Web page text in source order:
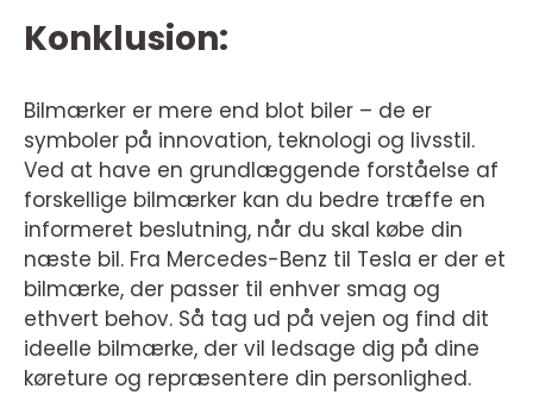
Konklusion:
Bilmærker er mere end blot biler – de er
symboler på innovation, teknologi og livsstil.
Ved at have en grundlæggende forståelse af
forskellige bilmærker kan du bedre træffe en
informeret beslutning, når du skal købe din
næste bil. Fra Mercedes-Benz til Tesla er der et
bilmærke, der passer til enhver smag og
ethvert behov. Så tag ud på vejen og find dit
ideelle bilmærke, der vil ledsage dig på dine
køreture og repræsentere din personlighed.